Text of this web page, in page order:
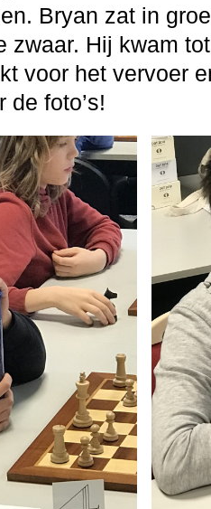
Bryan zat in
zwaar. Hij kwam
voor het vervoer
de foto’s!